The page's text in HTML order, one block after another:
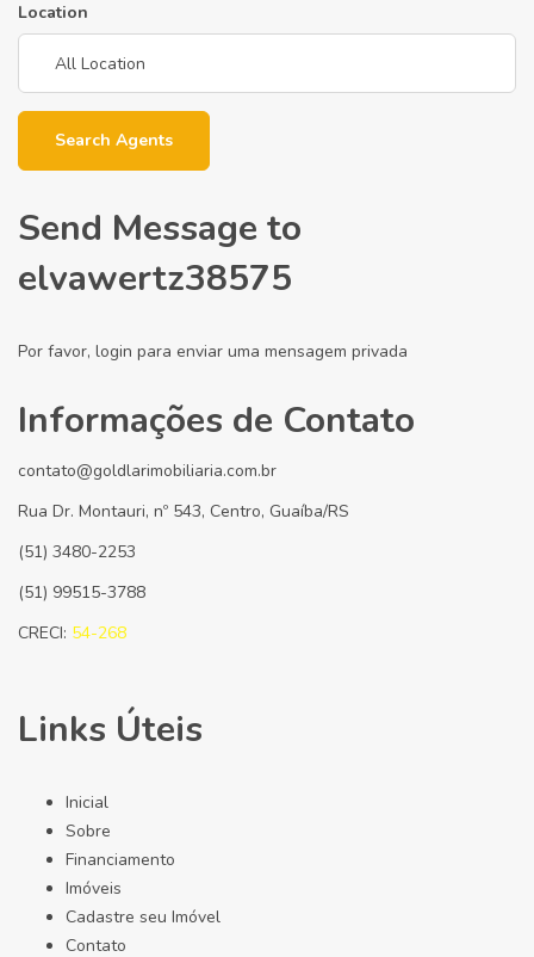
Location
Search Agents
Send Message to
elvawertz38575
Por favor, login para enviar uma mensagem privada
Informações de Contato
contato@goldlarimobiliaria.com.br
Rua Dr. Montauri, nº 543, Centro, Guaíba/RS
(51) 3480-2253
(51) 99515-3788
CRECI: 54-268
Links Úteis
Inicial
Sobre
Financiamento
Imóveis
Cadastre seu Imóvel
Contato